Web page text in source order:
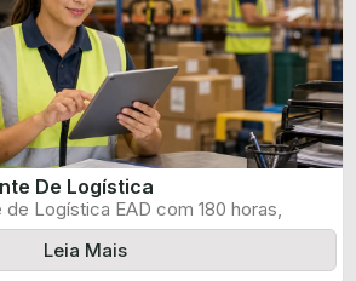
De Logística
Logística EAD com 180 horas,
pelo produtor ...
Leia Mais